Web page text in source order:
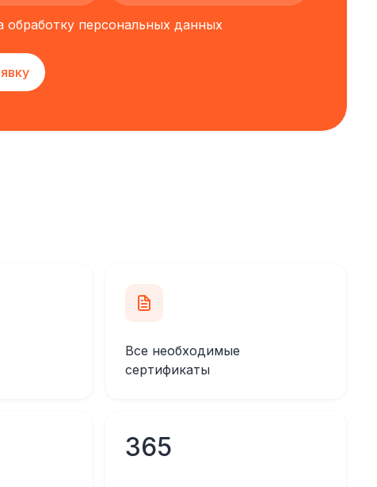
обработку персональных данных
Все необходимые
сертификаты
365